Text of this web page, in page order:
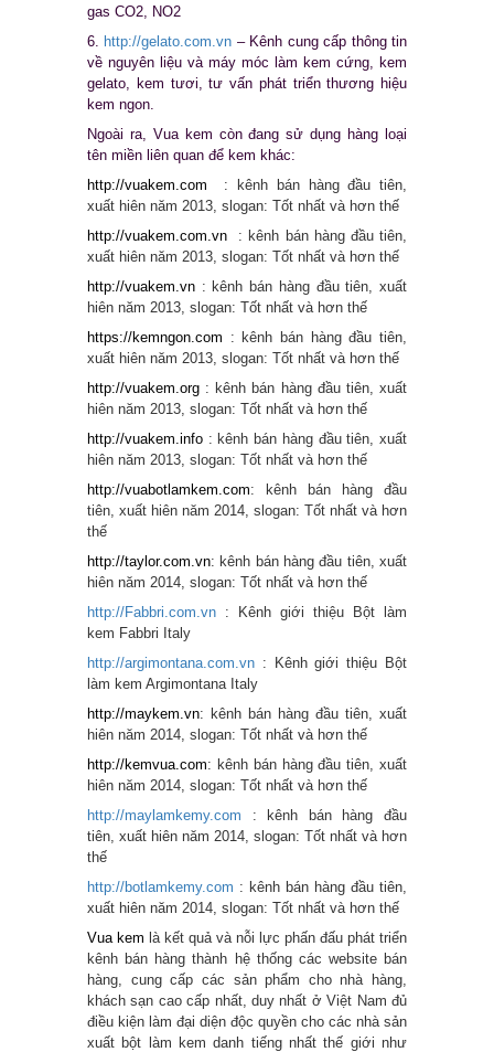
gas CO2, NO2
6. http://gelato.com.vn – Kênh cung cấp thông tin
về nguyên liệu và máy móc làm kem cứng, kem
gelato, kem tươi, tư vấn phát triển thương hiệu
kem ngon.
Ngoài ra, Vua kem còn đang sử dụng hàng loại
tên miền liên quan để kem khác:
http://vuakem.com : kênh bán hàng đầu tiên,
xuất hiên năm 2013, slogan: Tốt nhất và hơn thế
http://vuakem.com.vn : kênh bán hàng đầu tiên,
xuất hiên năm 2013, slogan: Tốt nhất và hơn thế
http://vuakem.vn : kênh bán hàng đầu tiên, xuất
hiên năm 2013, slogan: Tốt nhất và hơn thế
https://kemngon.com : kênh bán hàng đầu tiên,
xuất hiên năm 2013, slogan: Tốt nhất và hơn thế
http://vuakem.org : kênh bán hàng đầu tiên, xuất
hiên năm 2013, slogan: Tốt nhất và hơn thế
http://vuakem.info : kênh bán hàng đầu tiên, xuất
hiên năm 2013, slogan: Tốt nhất và hơn thế
http://vuabotlamkem.com: kênh bán hàng đầu
tiên, xuất hiên năm 2014, slogan: Tốt nhất và hơn
thế
http://taylor.com.vn: kênh bán hàng đầu tiên, xuất
hiên năm 2014, slogan: Tốt nhất và hơn thế
http://Fabbri.com.vn : Kênh giới thiệu Bột làm
kem Fabbri Italy
http://argimontana.com.vn : Kênh giới thiệu Bột
làm kem Argimontana Italy
http://maykem.vn: kênh bán hàng đầu tiên, xuất
hiên năm 2014, slogan: Tốt nhất và hơn thế
http://kemvua.com: kênh bán hàng đầu tiên, xuất
hiên năm 2014, slogan: Tốt nhất và hơn thế
http://maylamkemy.com : kênh bán hàng đầu
tiên, xuất hiên năm 2014, slogan: Tốt nhất và hơn
thế
http://botlamkemy.com : kênh bán hàng đầu tiên,
xuất hiên năm 2014, slogan: Tốt nhất và hơn thế
Vua kem là kết quả và nỗi lực phấn đấu phát triển
kênh bán hàng thành hệ thống các website bán
hàng, cung cấp các sản phẩm cho nhà hàng,
khách sạn cao cấp nhất, duy nhất ở Việt Nam đủ
điều kiện làm đại diện độc quyền cho các nhà sản
xuất bột làm kem danh tiếng nhất thế giới như